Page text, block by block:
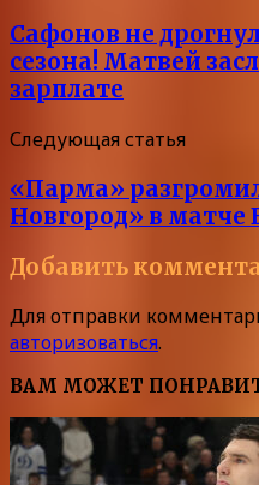
Сафонов не
сезона! Матвей
зарплате
Следующая статья
«Парма»
Новгород» в матче
Добавить
Для отправки
авторизоваться.
ВАМ МОЖЕТ